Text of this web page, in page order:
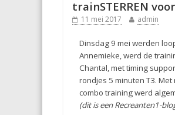
trainSTERREN
11 mei 2017 admin
Dinsdag 9 mei werden
Annemieke, werd de
Chantal, met timing
rondjes 5 minuten T3.
combo training werd
(dit is een Recreanten1-